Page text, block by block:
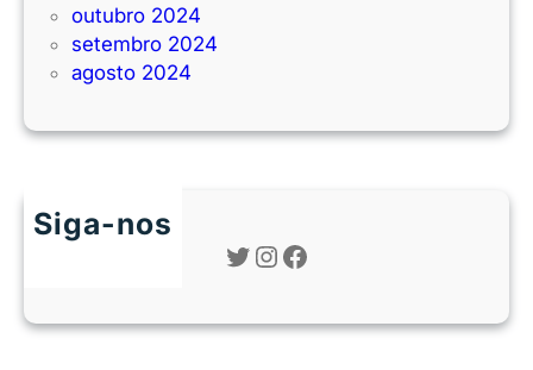
outubro 2024
setembro 2024
agosto 2024
Siga-nos
Twitter Instagram Facebook